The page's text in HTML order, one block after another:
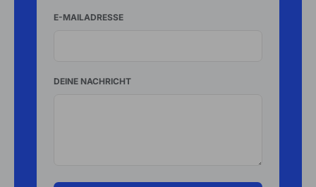
E-MAILADRESSE
DEINE NACHRICHT